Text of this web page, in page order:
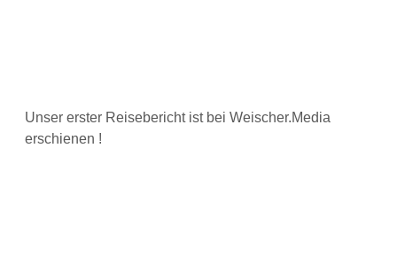
Unser erster Reisebericht ist bei Weischer.Media
erschienen !